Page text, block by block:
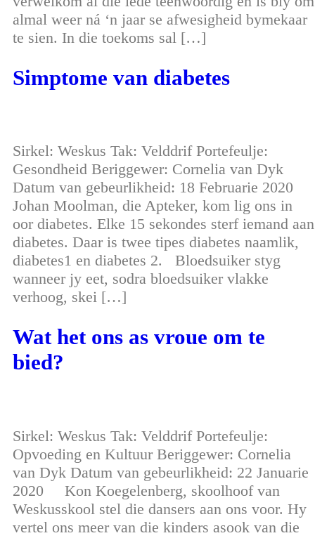
almal weer ná ‘n jaar se afwesigheid bymekaar
te sien. In die toekoms sal […]
Simptome van diabetes
Sirkel: Weskus Tak: Velddrif Portefeulje:
Gesondheid Beriggewer: Cornelia van Dyk
Datum van gebeurlikheid: 18 Februarie 2020
Johan Moolman, die Apteker, kom lig ons in
oor diabetes. Elke 15 sekondes sterf iemand aan
diabetes. Daar is twee tipes diabetes naamlik,
diabetes1 en diabetes 2. Bloedsuiker styg
wanneer jy eet, sodra bloedsuiker vlakke
verhoog, skei […]
Wat het ons as vroue om te
bied?
Sirkel: Weskus Tak: Velddrif Portefeulje:
Opvoeding en Kultuur Beriggewer: Cornelia
van Dyk Datum van gebeurlikheid: 22 Januarie
2020 Kon Koegelenberg, skoolhoof van
Weskusskool stel die dansers aan ons voor. Hy
vertel ons meer van die kinders asook van die